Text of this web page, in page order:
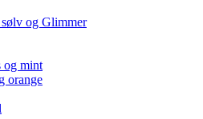
og Glimmer
og mint
orange